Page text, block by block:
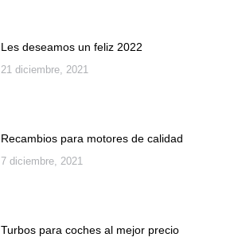
Les deseamos un feliz 2022
21 diciembre, 2021
Recambios para motores de calidad
7 diciembre, 2021
Turbos para coches al mejor precio